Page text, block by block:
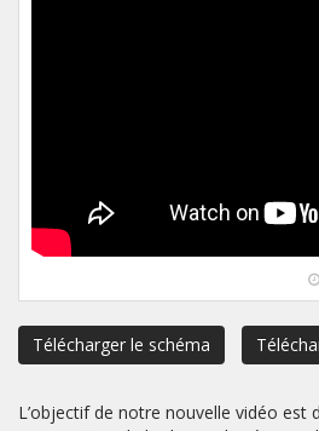
Télécharger le schéma
L’objectif de notre nouvelle vidéo est